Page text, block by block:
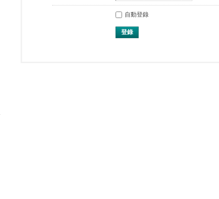
自動登錄
登錄